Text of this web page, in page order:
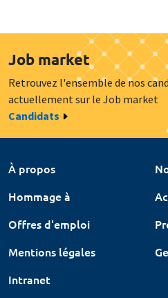
Job market
Retrouvez l'ensemble de nos
actuellement sur le Job market
Candidats
À propos
Hommage à
Offres d'emploi
Mentions légales
Intranet